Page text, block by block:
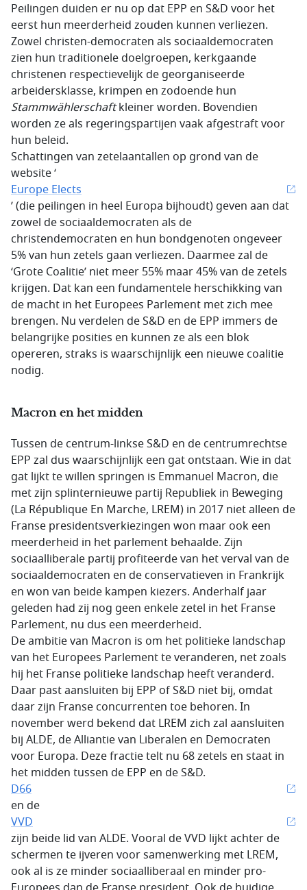
Peilingen duiden er nu op dat EPP en S&D voor het
eerst hun meerderheid zouden kunnen verliezen.
Zowel christen-democraten als sociaaldemocraten
zien hun traditionele doelgroepen, kerkgaande
christenen respectievelijk de georganiseerde
arbeidersklasse, krimpen en zodoende hun
Stammwählerschaftkleiner worden. Bovendien
worden ze als regeringspartijen vaak afgestraft voor
hun beleid.
Schattingen van zetelaantallen op grond van de
website ‘
Europe Elects
’ (die peilingen in heel Europa bijhoudt) geven aan dat
zowel de sociaaldemocraten als de
christendemocraten en hun bondgenoten ongeveer
5% van hun zetels gaan verliezen. Daarmee zal de
‘Grote Coalitie’ niet meer 55% maar 45% van de zetels
krijgen. Dat kan een fundamentele herschikking van
de macht in het Europees Parlement met zich mee
brengen. Nu verdelen de S&D en de EPP immers de
belangrijke posities en kunnen ze als een blok
opereren, straks is waarschijnlijk een nieuwe coalitie
nodig.
Macron en het midden
Tussen de centrum-linkse S&D en de centrumrechtse
EPP zal dus waarschijnlijk een gat ontstaan. Wie in dat
gat lijkt te willen springen is Emmanuel Macron, die
met zijn splinternieuwe partij Republiek in Beweging
(La République En Marche, LREM) in 2017 niet alleen de
Franse presidentsverkiezingen won maar ook een
meerderheid in het parlement behaalde. Zijn
sociaalliberale partij profiteerde van het verval van de
sociaaldemocraten en de conservatieven in Frankrijk
en won van beide kampen kiezers. Anderhalf jaar
geleden had zij nog geen enkele zetel in het Franse
Parlement, nu dus een meerderheid.
De ambitie van Macron is om het politieke landschap
van het Europees Parlement te veranderen, net zoals
hij het Franse politieke landschap heeft veranderd.
Daar past aansluiten bij EPP of S&D niet bij, omdat
daar zijn Franse concurrenten toe behoren. In
november werd bekend dat LREM zich zal aansluiten
bij ALDE, de Alliantie van Liberalen en Democraten
voor Europa. Deze fractie telt nu 68 zetels en staat in
het midden tussen de EPP en de S&D.
D66
en de
VVD
zijn beide lid van ALDE. Vooral de VVD lijkt achter de
schermen te ijveren voor samenwerking met LREM,
ook al is ze minder sociaalliberaal en minder pro-